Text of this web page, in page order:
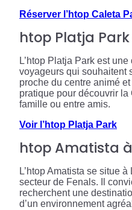
Réserver l’htop Caleta
htop Platja
L’htop Platja Park est
voyageurs qui souhaitent
proche du centre animé
pratique pour découvrir
famille ou entre amis.
Voir l’htop Platja Park
htop Amatista
L’htop Amatista se situe
secteur de Fenals. Il
recherchent une
d’un environnement